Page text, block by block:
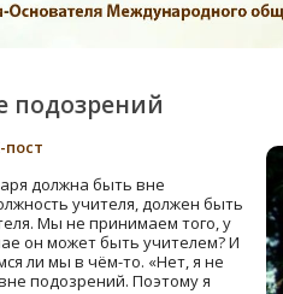
подозрений
пост
должна быть вне
учителя, должен быть
Мы не принимаем того, у
он может быть учителем? И
ли мы в чём-то. «Нет, я не
подозрений. Поэтому я